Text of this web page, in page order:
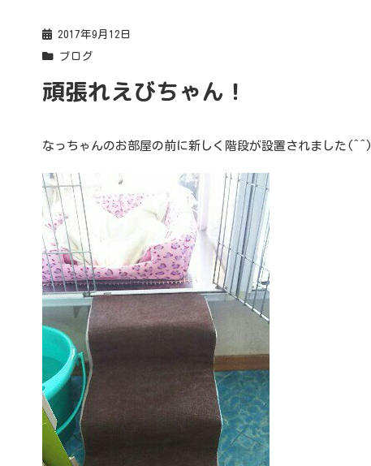
2017年9月12日
ブログ
頑張れえびちゃん！
なっちゃんのお部屋の前に新しく階段が設置されました(^^)